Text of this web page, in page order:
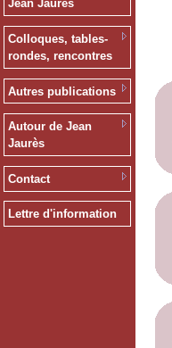
Jean Jaurès
Colloques, tables-
rondes, rencontres
Autres publications
Autour de Jean
Jaurès
Contact
Lettre d'information